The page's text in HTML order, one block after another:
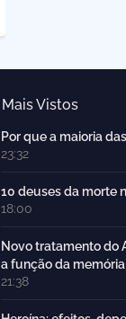
Mais Vistos
Por que a maioria
23:32
10 deuses da morte
18:00
Novo tratamento do
a função da memória
21:38